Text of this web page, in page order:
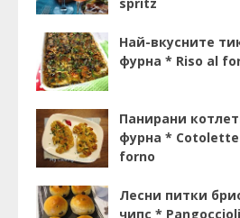
Най-вкусните
фурна * Riso al
Панирани
фурна *
forno
Лесни питки
чипс * Pangoccioli